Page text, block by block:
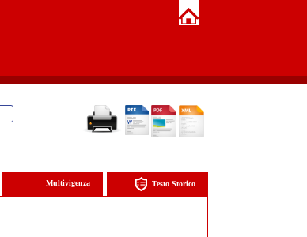
Testo Storico
Multivigenza